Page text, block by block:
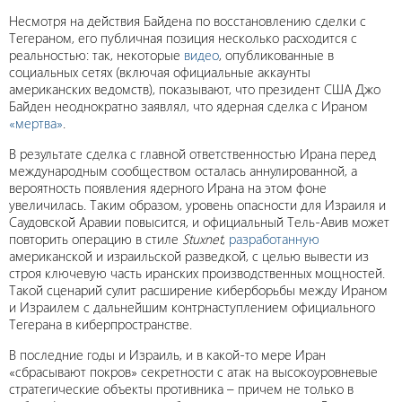
Несмотря на действия Байдена по восстановлению сделки с
Тегераном, его публичная позиция несколько расходится с
реальностью: так, некоторые видео, опубликованные в
социальных сетях (включая официальные аккаунты
американских ведомств), показывают, что президент США Джо
Байден неоднократно заявлял, что ядерная сделка с Ираном
«мертва».
В результате сделка с главной ответственностью Ирана перед
международным сообществом осталась аннулированной, а
вероятность появления ядерного Ирана на этом фоне
увеличилась. Таким образом, уровень опасности для Израиля и
Саудовской Аравии повысится, и официальный Тель-Авив может
повторить операцию в стиле Stuxnet, разработанную
американской и израильской разведкой, с целью вывести из
строя ключевую часть иранских производственных мощностей.
Такой сценарий сулит расширение киберборьбы между Ираном
и Израилем с дальнейшим контрнаступлением официального
Тегерана в киберпространстве.
В последние годы и Израиль, и в какой-то мере Иран
«сбрасывают покров» секретности с атак на высокоуровневые
стратегические объекты противника – причем не только в